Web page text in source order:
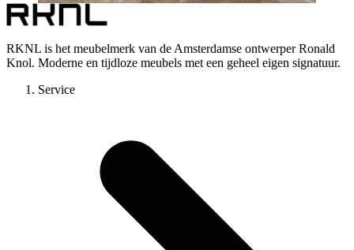
RKNL is het meubelmerk van de Amsterdamse ontwerper Ronald
Knol. Moderne en tijdloze meubels met een geheel eigen signatuur.
Service